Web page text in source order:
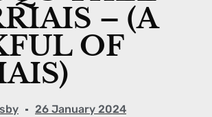
– (A
OF
26 January 2024